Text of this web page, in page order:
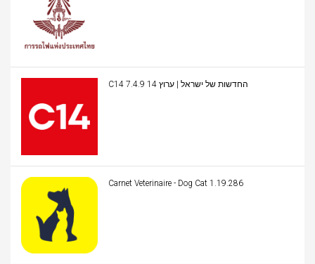
C14 החדשות של ישראל | ערוץ 14 7.4.9
Carnet Veterinaire - Dog Cat 1.19.286